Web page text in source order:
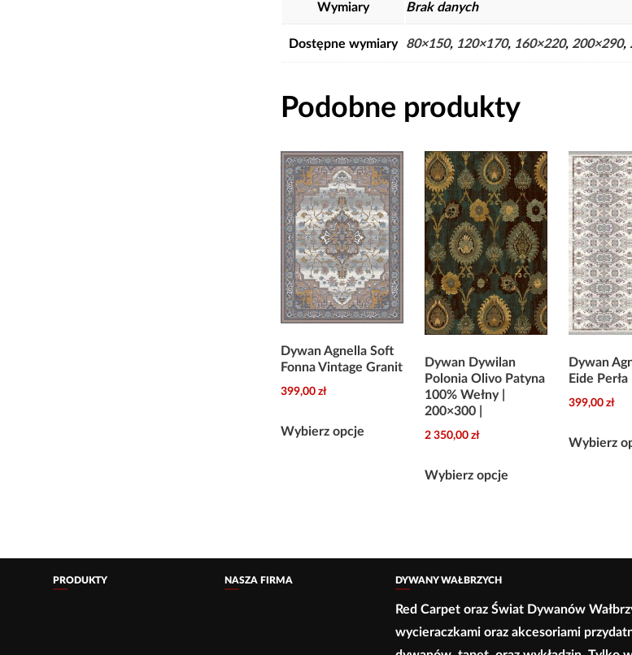
Wymiary Brak danych
Dostępne wymiary 80×150, 120×170, 160×220,200×290,
Podobne produkty
Dywan Agnella Soft
Fonna Vintage Granit
399,00zł
Wybierz opcje
wybrać
Dywan Dywilan
Polonia Olivo Patyna
100% Wełny |
200×300 |
2 350,00 zł
Wybierz opcje
Dywan
Eide Perła
399,00 zł
Wybierz
PRODUKTY NASZA FIRMA DYWANY WAŁBRZYCH
Red Carpet oraz Świat Dywanów
wycieraczkami oraz akcesoriami